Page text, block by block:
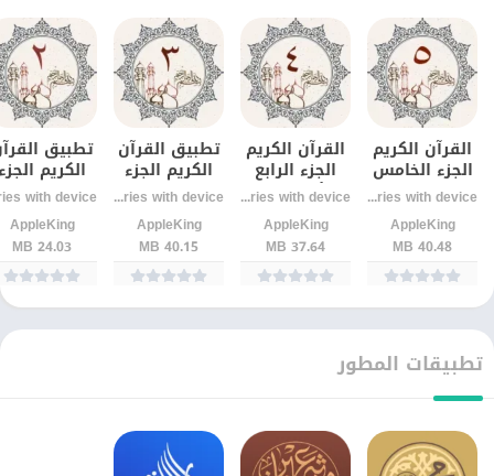
القرآن الكريم
الجزء الخامس
– بجودة عالية
بدون إنترنتVaries with device
AppleKing
40.48 MB
القرآن الكريم
الجزء الرابع
للأندرويد –
تلاوة واضحةVaries with device
AppleKing
37.64 MB
تطبيق القرآن
الكريم الجزء
الثالث
للاندرويد اخر
اصدار
Varies with device
AppleKing
40.15 MB
تطبيق
الكريم
الثاني –
للأندرويد
إصدار
AppleKing
24.03 MB
تطبيقات المطور